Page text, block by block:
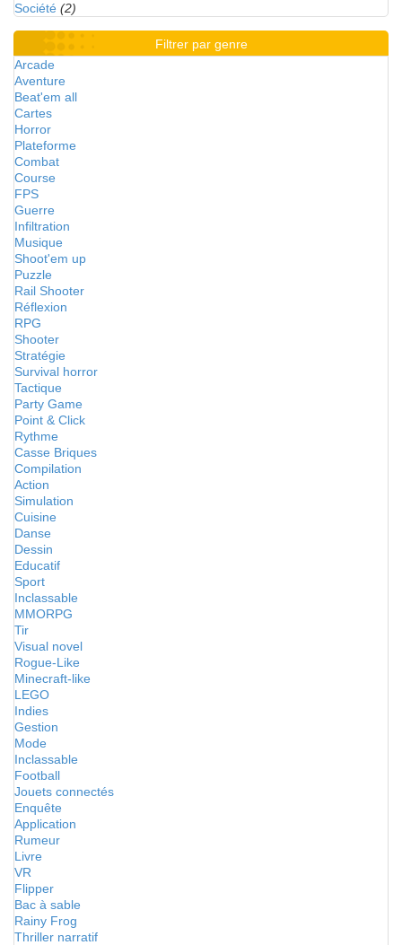
Société (2)
Filtrer par genre
Arcade
Aventure
Beat'em all
Cartes
Horror
Plateforme
Combat
Course
FPS
Guerre
Infiltration
Musique
Shoot'em up
Puzzle
Rail Shooter
Réflexion
RPG
Shooter
Stratégie
Survival horror
Tactique
Party Game
Point & Click
Rythme
Casse Briques
Compilation
Action
Simulation
Cuisine
Danse
Dessin
Educatif
Sport
Inclassable
MMORPG
Tir
Visual novel
Rogue-Like
Minecraft-like
LEGO
Indies
Gestion
Mode
Inclassable
Football
Jouets connectés
Enquête
Application
Rumeur
Livre
VR
Flipper
Bac à sable
Rainy Frog
Thriller narratif